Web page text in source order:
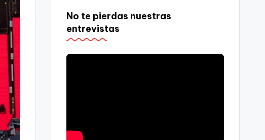
No te pierdas nuestras
entrevistas